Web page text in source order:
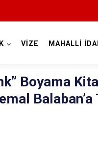
VİZE MAHALLİ
Boyama